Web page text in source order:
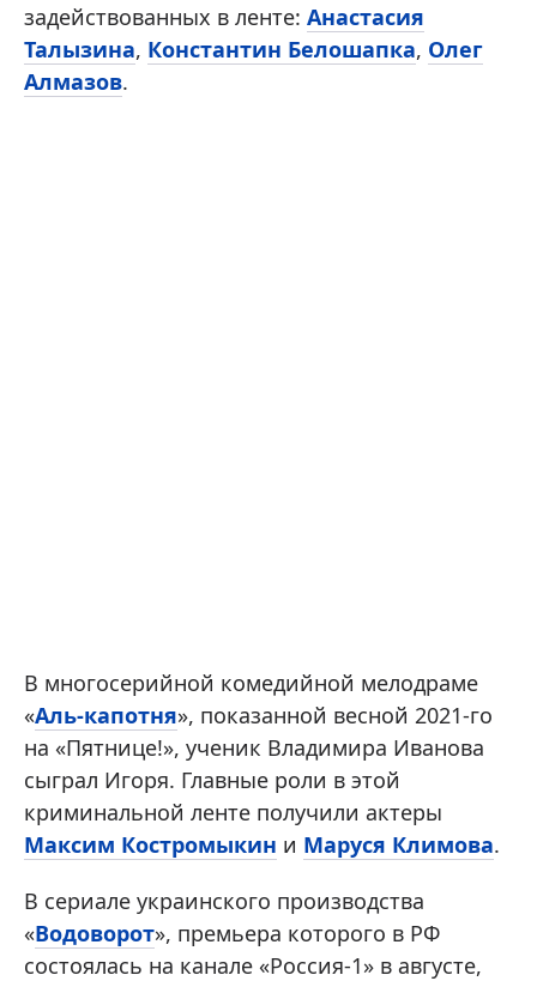
задействованных в ленте: Анастасия
Талызина, Константин Белошапка, Олег
Алмазов.
В многосерийной комедийной мелодраме
«Аль-капотня», показанной весной 2021-го
на «Пятнице!», ученик Владимира Иванова
сыграл Игоря. Главные роли в этой
криминальной ленте получили актеры
Максим Костромыкин и Маруся Климова.
В сериале украинского производства
«Водоворот», премьера которого в РФ
состоялась на канале «Россия-1» в августе,